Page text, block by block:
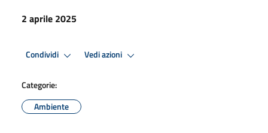
2 aprile 2025
Condividi Vedi azioni
Categorie:
Ambiente